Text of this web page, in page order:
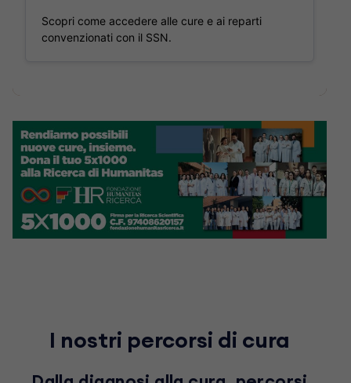
Scopri come accedere alle cure e ai reparti
convenzionati con il SSN.
I nostri percorsi di cura